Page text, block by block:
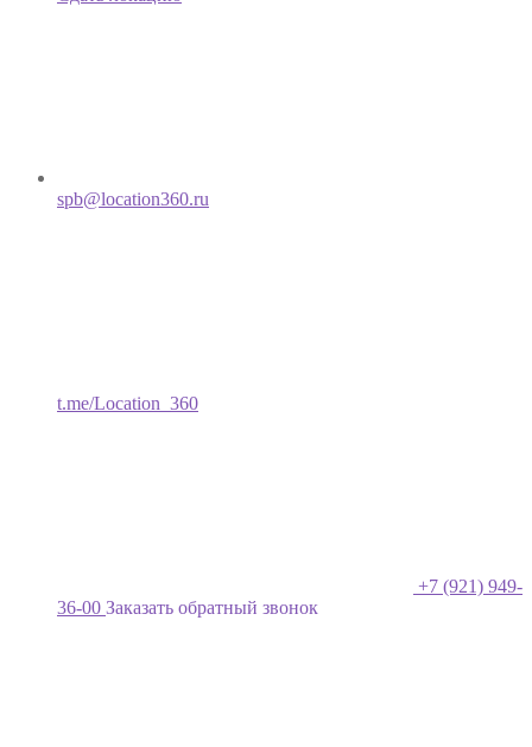
spb@location360.ru
t.me/Location_360
+7 (921) 949-
36-00 Заказать обратный звонок